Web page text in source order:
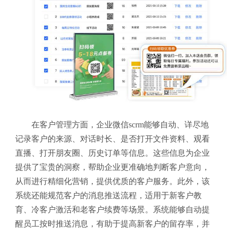
在客户管理方面，企业微信scrm能够自动、详尽地
记录客户的来源、对话时长、是否打开文件资料、观看
直播、打开朋友圈、历史订单等信息。这些信息为企业
提供了宝贵的洞察，帮助企业更准确地判断客户意向，
从而进行精细化营销，提供优质的客户服务。此外，该
系统还能规范客户的消息推送流程，适用于新客户教
育、冷客户激活和老客户续费等场景。系统能够自动提
醒员工按时推送消息，有助于提高新客户的留存率，并